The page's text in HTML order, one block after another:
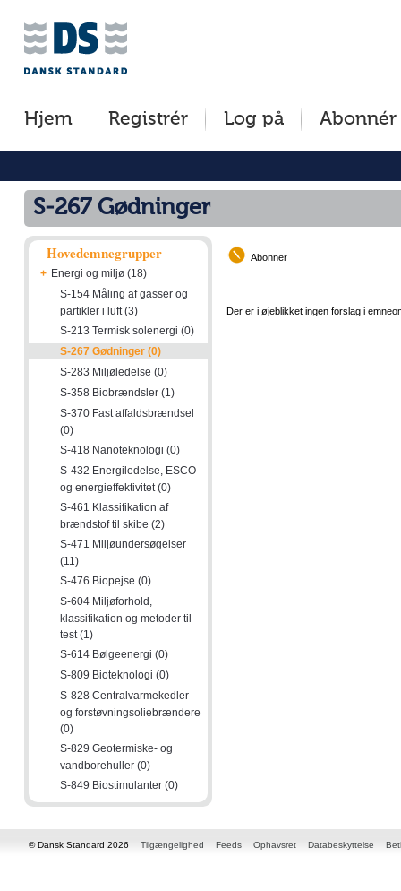
Jump
[s]
Tilgængelighed
Betingelser
Hjem Registrér Log på Abonnér
S-267 Gødninger
Hovedemnegrupper
+ Energi og miljø (18)
S-154 Måling af gasser og
partikler i luft (3)
S-213 Termisk solenergi (0)
S-267 Gødninger (0)
S-283 Miljøledelse (0)
S-358 Biobrændsler (1)
S-370 Fast affaldsbrændsel
(0)
S-418 Nanoteknologi (0)
S-432 Energiledelse, ESCO
og energieffektivitet (0)
S-461 Klassifikation af
brændstof til skibe (2)
S-471 Miljøundersøgelser
(11)
S-476 Biopejse (0)
S-604 Miljøforhold,
klassifikation og metoder til
test (1)
S-614 Bølgeenergi (0)
S-809 Bioteknologi (0)
S-828 Centralvarmekedler
og forstøvningsoliebrændere
(0)
S-829 Geotermiske- og
vandborehuller (0)
S-849 Biostimulanter (0)
Abonner
Der er i øjeblikket ingen forslag i
© Dansk Standard 2026 Tilgængelighed Feeds Ophavsret Databeskyttelse